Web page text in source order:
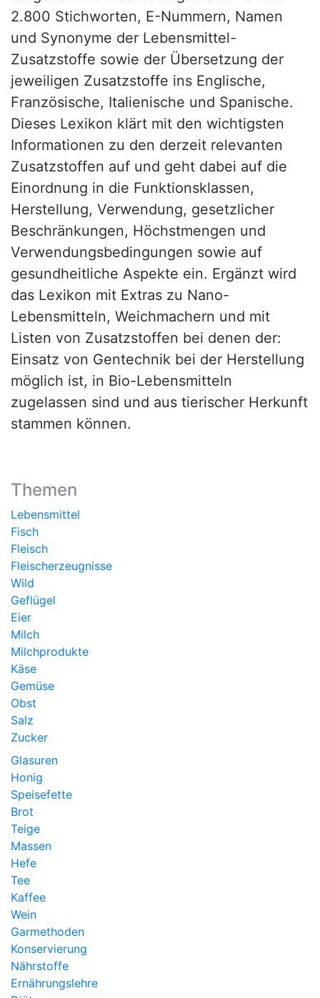
2.800 Stichworten, E-Nummern, Namen
und Synonyme der Lebensmittel-
Zusatzstoffe sowie der Übersetzung der
jeweiligen Zusatzstoffe ins Englische,
Französische, Italienische und Spanische.
Dieses Lexikon klärt mit den wichtigsten
Informationen zu den derzeit relevanten
Zusatzstoffen auf und geht dabei auf die
Einordnung in die Funktionsklassen,
Herstellung, Verwendung, gesetzlicher
Beschränkungen, Höchstmengen und
Verwendungsbedingungen sowie auf
gesundheitliche Aspekte ein. Ergänzt wird
das Lexikon mit Extras zu Nano-
Lebensmitteln, Weichmachern und mit
Listen von Zusatzstoffen bei denen der:
Einsatz von Gentechnik bei der Herstellung
möglich ist, in Bio-Lebensmitteln
zugelassen sind und aus tierischer Herkunft
stammen können.
Themen
Lebensmittel
Fisch
Fleisch
Fleischerzeugnisse
Wild
Geflügel
Eier
Milch
Milchprodukte
Käse
Gemüse
Obst
Salz
Zucker
Glasuren
Honig
Speisefette
Brot
Teige
Massen
Hefe
Tee
Kaffee
Wein
Garmethoden
Konservierung
Nährstoffe
Ernährungslehre